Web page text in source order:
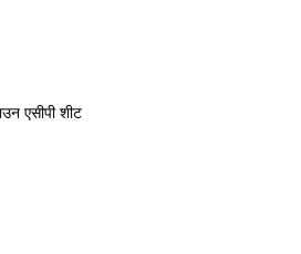
एसीपी शीट